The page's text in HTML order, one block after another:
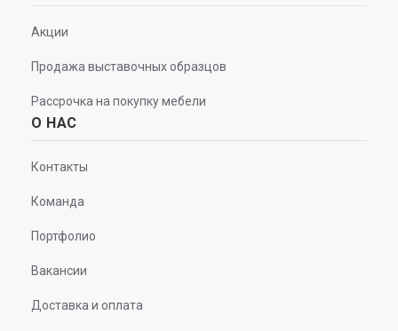
Акции
Продажа выставочных образцов
Рассрочка на покупку мебели
О НАС
Контакты
Команда
Портфолио
Вакансии
Доставка и оплата